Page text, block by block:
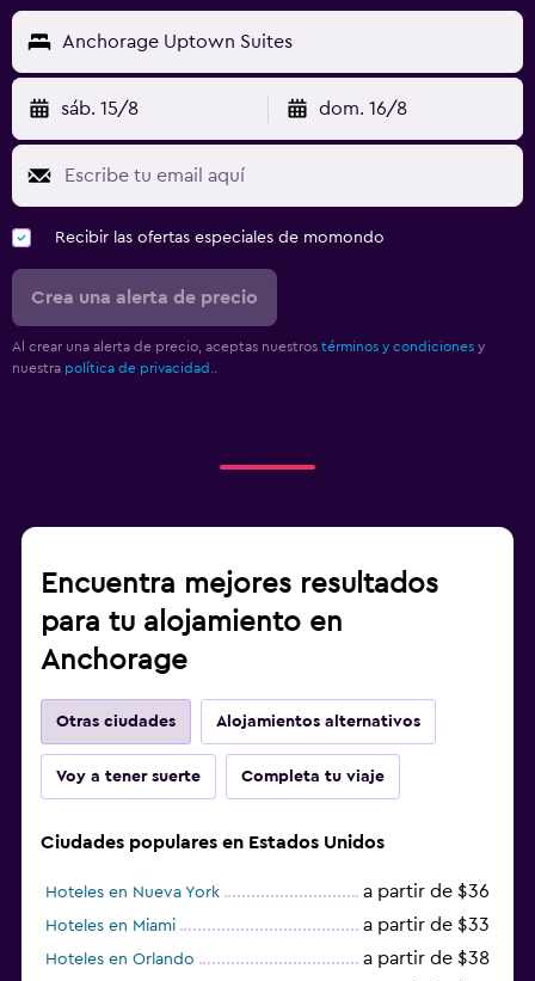
Anchorage Uptown Suites
sáb. 15/8 dom. 16/8
Recibir las ofertas especiales de momondo
Crea una alerta de precio
Al crear una alerta de precio, aceptas nuestros términos y condiciones y
nuestra política de privacidad.
Encuentra mejores resultados
para tu alojamiento en
Anchorage
Otras ciudades Alojamientos alternativos
Voy a tener suerte Completa tu viaje
Ciudades populares en Estados Unidos
Hoteles en Nueva York a partir de $36
Hoteles en Miami a partir de $33
Hoteles en Orlando a partir de $38